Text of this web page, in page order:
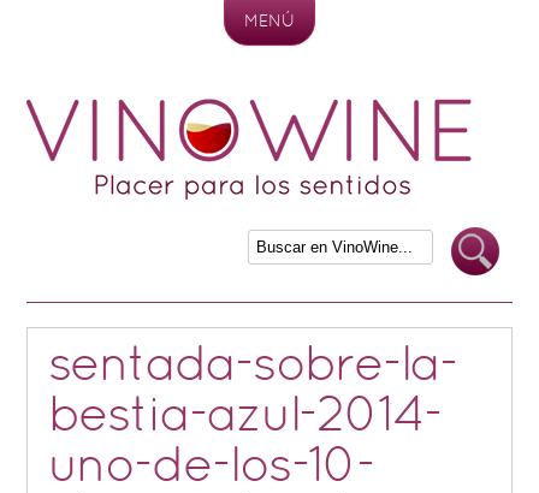
MENÚ
sentada-sobre-la-
bestia-azul-2014-
uno-de-los-10-